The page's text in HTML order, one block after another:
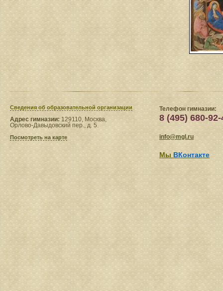
Сведения​ об образовательной организации
Адрес гимназии: 129110, Москва,
Орлово-Давыдовский пер., д. 5.
Посмотреть на карте
Телефон гимназии:
8 (495) 680-92-
info@mgl.ru
Мы ВКонтакте